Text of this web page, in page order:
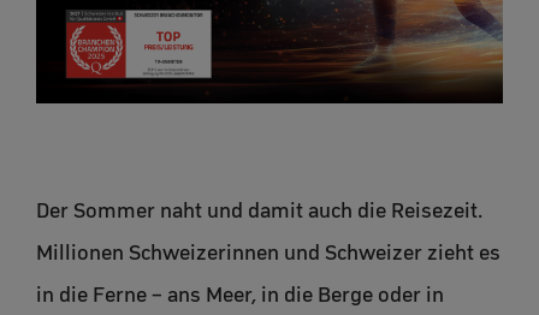
Der Sommer naht und damit auch die Reisezeit.
Millionen Schweizerinnen und Schweizer zieht es
in die Ferne – ans Meer, in die Berge oder in